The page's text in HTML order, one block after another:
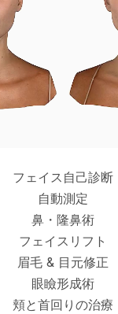
フェイス自己診断
自動測定
鼻・隆鼻術
フェイスリフト
眉毛 & 目元修正
眼瞼形成術
頬と首回りの治療